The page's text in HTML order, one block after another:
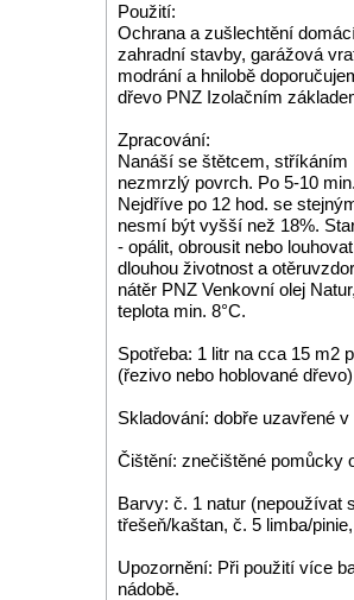
Použití:
Ochrana a zušlechtění
zahradní stavby, garážová
modrání a hnilobě
dřevo PNZ Izolačním
Zpracování:
Nanáší se štětcem,
nezmrzlý povrch. Po 5-10
Nejdříve po 12 hod. se
nesmí být vyšší než 18%.
- opálit, obrousit nebo
dlouhou životnost a
nátěr PNZ Venkovní olej
teplota min. 8°C.
Spotřeba: 1 litr na cca 15 m2
(řezivo nebo hoblované
Skladování: dobře uzavřené
Čištění: znečištěné pomůcky
Barvy: č. 1 natur (nepoužívat
třešeň/kaštan, č. 5 limba/
Upozornění: Při použití více
nádobě.